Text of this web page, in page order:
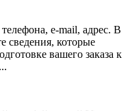
e-mail, адрес. В
сведения, которые
вашего заказа к